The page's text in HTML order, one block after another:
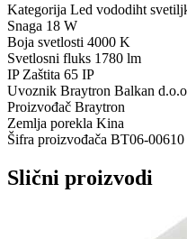
Kategorija Led vododiht
Snaga 18 W
Boja svetlosti 4000 K
Svetlosni fluks 1780 lm
IP Zaštita 65 IP
Uvoznik Braytron Balkan d.o.o
Proizvođač Braytron
Zemlja porekla Kina
Šifra proizvođača BT06-00610
Slični proizvodi